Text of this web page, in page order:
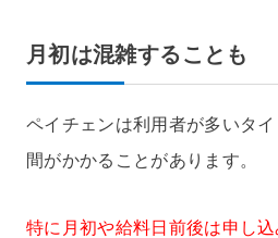
月初は混雑することも
ペイチェンは利用者が多いタ
間がかかることがあります。
特に月初や給料日前後は申し